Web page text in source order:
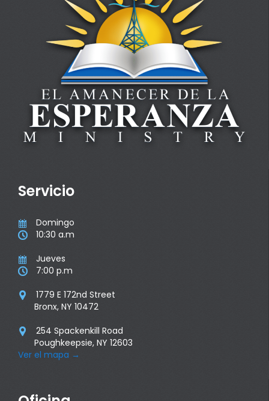
Servicio
 Domingo
 10:30 a.m
 Jueves
 7:00 p.m

1779 E 172nd Street
Bronx, NY 10472

254 Spackenkill Road
Poughkeepsie, NY 12603
Ver el mapa →